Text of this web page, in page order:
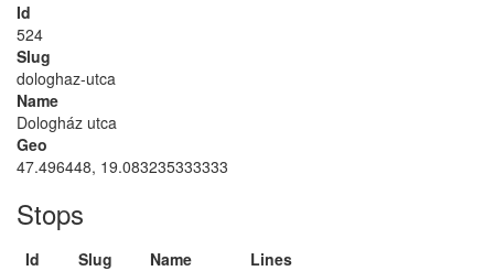
Id
524
Slug
dologhaz-utca
Name
Dologház utca
Geo
47.496448, 19.083235333333
Stops
Id Slug Name
Lines